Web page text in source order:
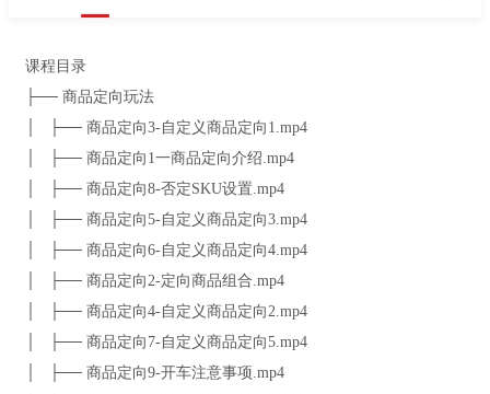
课程目录
├── 商品定向玩法
│ ├── 商品定向3-自定义商品定向1.mp4
│ ├── 商品定向1一商品定向介绍.mp4
│ ├── 商品定向8-否定SKU设置.mp4
│ ├── 商品定向5-自定义商品定向3.mp4
│ ├── 商品定向6-自定义商品定向4.mp4
│ ├── 商品定向2-定向商品组合.mp4
│ ├── 商品定向4-自定义商品定向2.mp4
│ ├── 商品定向7-自定义商品定向5.mp4
│ ├── 商品定向9-开车注意事项.mp4